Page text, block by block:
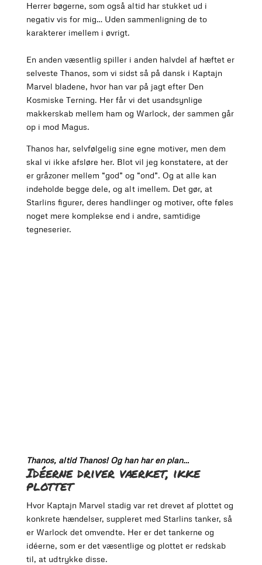
Herrer bøgerne, som også altid har stukket ud i
negativ vis for mig… Uden sammenligning de to
karakterer imellem i øvrigt.
En anden væsentlig spiller i anden halvdel af hæftet er
selveste Thanos, som vi sidst så på dansk i Kaptajn
Marvel bladene, hvor han var på jagt efter Den
Kosmiske Terning. Her får vi det usandsynlige
makkerskab mellem ham og Warlock, der sammen går
op i mod Magus.
Thanos har, selvfølgelig sine egne motiver, men dem
skal vi ikke afsløre her. Blot vil jeg konstatere, at der
er gråzoner mellem “god” og “ond”. Og at alle kan
indeholde begge dele, og alt imellem. Det gør, at
Starlins figurer, deres handlinger og motiver, ofte føles
noget mere komplekse end i andre, samtidige
tegneserier.
Thanos, altid Thanos! Og han har en plan…
Idéerne driver værket, ikke
plottet
Hvor Kaptajn Marvel stadig var ret drevet af plottet og
konkrete hændelser, suppleret med Starlins tanker, så
er Warlock det omvendte. Her er det tankerne og
idéerne, som er det væsentlige og plottet er redskab
til, at udtrykke disse.